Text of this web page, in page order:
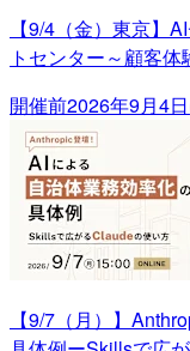
【9/4（金）東京】
トセンター～顧客
開催前2026年9月4
【9/7（月）】